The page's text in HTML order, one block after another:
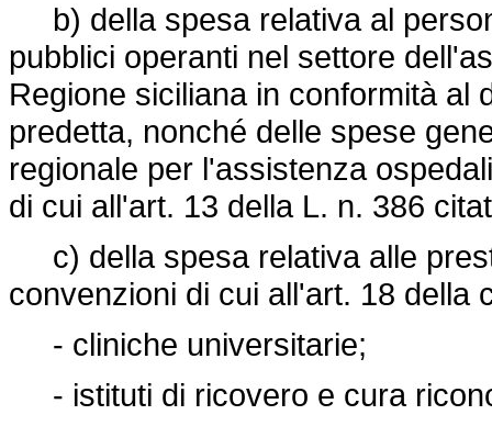
b) della spesa relativa al
pubblici operanti nel settore
Regione siciliana in conformità al
predetta, nonché delle spese
regionale per l'assistenza
di cui all'art. 13 della L. n. 386
c) della spesa relativa alle
convenzioni di cui all'art. 18 della
- cliniche universitarie;
- istituti di ricovero e cura